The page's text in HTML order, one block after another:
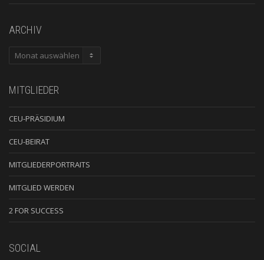
ARCHIV
ARCHIV
MITGLIEDER
CEU-PRÄSIDIUM
CEU-BEIRAT
MITGLIEDERPORTRAITS
MITGLIED WERDEN
2 FOR SUCCESS
SOCIAL